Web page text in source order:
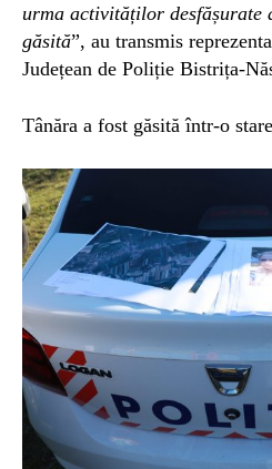
urma activităților desfășurate
găsită”, au transmis
Județean de Poliție Bistrița-
Tânăra a fost găsită într-o